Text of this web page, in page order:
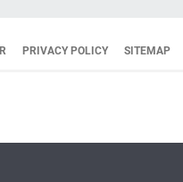
PRIVACY POLICY SITEMAP